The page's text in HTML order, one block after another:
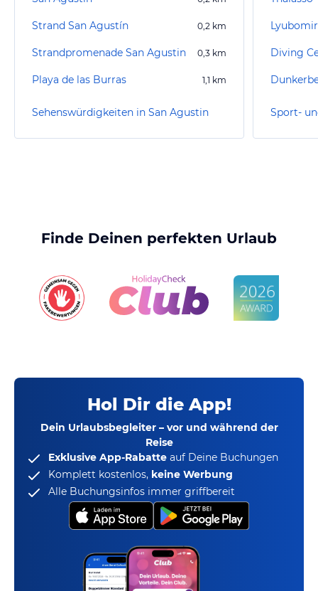
Strand San Agustín 0,2 km
Strandpromenade San Agustin 0,3 km
Playa de las Burras 1,1 km
Sehenswürdigkeiten in San Agustin
Finde Deinen perfekten Urlaub
Hol Dir die App!
Dein Urlaubsbegleiter – vor und während der
Reise
Exklusive App-Rabatte auf Deine Buchungen
Komplett kostenlos, keine Werbung
Alle Buchungsinfos immer griffbereit